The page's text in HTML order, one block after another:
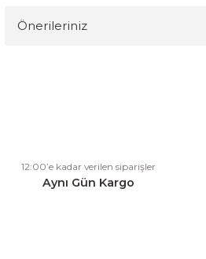
Önerileriniz
Ürün açıklamasında eksik bilgiler
Ürün bilgilerinde hatalar bulunuyor.
12:00’e kadar verilen siparişler
Aynı Gün Kargo